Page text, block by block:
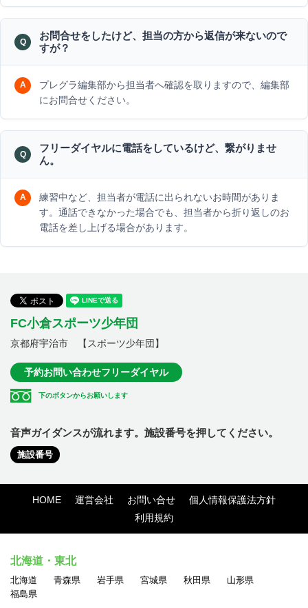
お問合せをしたけど、担当の方から返信が来ないので
すが？
プレグラ編集部から担当者へ確認を取りますので、編集部
にお問合せください。
フリーダイヤルに電話をしているけど、繋がりませ
ん。
練習中など、担当者が電話に出られないお時間がありま
す。通話できなかった場合でも、担当者から折り返しのお
電話を差し上げる場合があります。
FC小倉スポーツ少年団
京都府宇治市 【スポーツ少年団】
予約お問い合わせフリーダイヤル
下のボタンからお願いします
音声ガイダンスが流れます。施設番号を押してください。
施設番号
HOME 運営会社 お問い合せ
個人情報保護法方針
利用規約
北海道・東北
北海道 青森県 岩手県 宮城県 秋田県
山形県
福島県